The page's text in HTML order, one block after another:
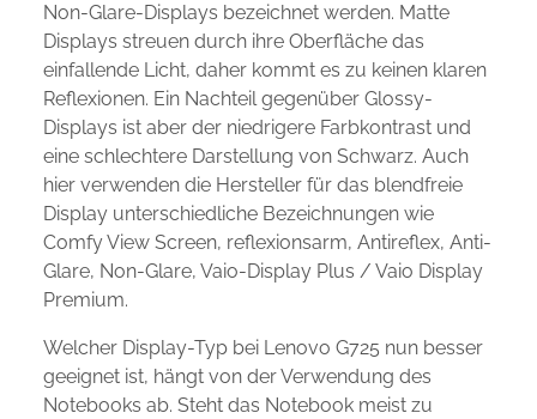
Non-Glare-Displays bezeichnet werden. Matte
Displays streuen durch ihre Oberfläche das
einfallende Licht, daher kommt es zu keinen klaren
Reflexionen. Ein Nachteil gegenüber Glossy-
Displays ist aber der niedrigere Farbkontrast und
eine schlechtere Darstellung von Schwarz. Auch
hier verwenden die Hersteller für das blendfreie
Display unterschiedliche Bezeichnungen wie
Comfy View Screen, reflexionsarm, Antireflex, Anti-
Glare, Non-Glare, Vaio-Display Plus / Vaio Display
Premium.
Welcher Display-Typ bei Lenovo G725 nun besser
geeignet ist, hängt von der Verwendung des
Notebooks ab. Steht das Notebook meist zu